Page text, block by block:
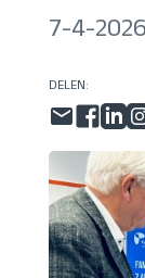
7-4-2026
DELEN: